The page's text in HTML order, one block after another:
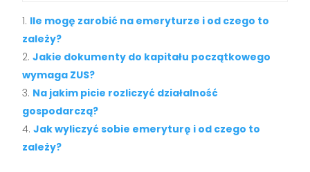
Ile mogę zarobić na emeryturze i od czego to
zależy?
Jakie dokumenty do kapitału początkowego
wymaga ZUS?
Na jakim picie rozliczyć działalność
gospodarczą?
Jak wyliczyć sobie emeryturę i od czego to
zależy?